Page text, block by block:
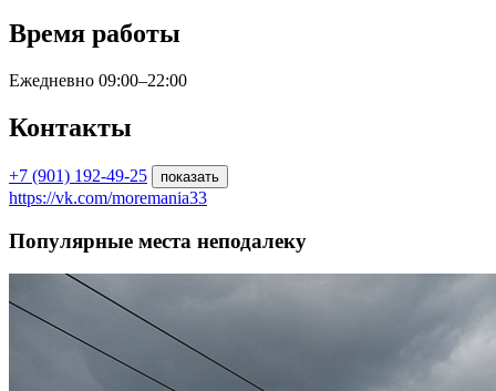
Время работы
Ежедневно 09:00–22:00
Контакты
+7 (901) 192-49-25 показать
https://vk.com/moremania33
Популярные места неподалеку